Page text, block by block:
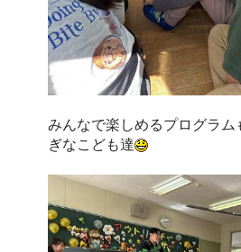
みんなで楽しめるプログラム
ぎなこども達